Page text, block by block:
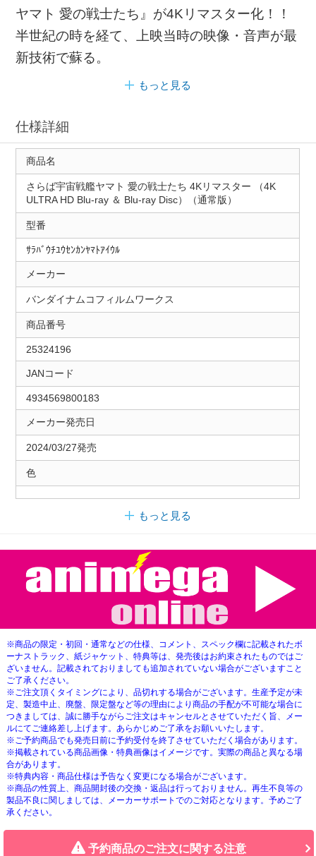
ヤマト 愛の戦士たち』が4Kリマスター化！！
半世紀の時を経て、上映当時の映像・音声が最
新技術で蘇る。
もっと見る
仕様詳細
商品名
さらば宇宙戦艦ヤマト 愛の戦士たち 4Kリマスター （4K
ULTRA HD Blu-ray ＆ Blu-ray Disc）（通常版）
型番
ｻﾗﾊﾞｳﾁﾕｳｾﾝｶﾝﾔﾏﾄｱｲｳﾙ
メーカー
バンダイナムコフィルムワークス
商品番号
25324196
JANコード
4934569800183
メーカー発売日
2024/03/27発売
色
もっと見る
※商品の限定・初回・通常などの仕様、コメント、スペック欄に記載されたボ
ーナストラック、紙ジャケット、特典等は、発売後はお約束されたものではご
ざいません。記載されておりましても追加されていない場合がございますこと
ご了承ください。
※ご注文頂くタイミングにより、品切れする場合がございます。生産予定が未
定、製造中止、廃盤、限定盤など等の理由により商品の手配が不可能な場合に
つきましては、誠に勝手ながらご注文はキャンセルとさせていただく旨、メー
ルにてご連絡差し上げます。あらかじめご了承をお願いいたします。
※ご予約商品でも発売日前に予約受付を終了させていただく場合があります。
※掲載されている商品画像・特典画像はイメージです。実際の商品と異なる場
合があります。
※特典内容・商品仕様は予告なく変更になる場合がございます。
※商品の性質上、商品開封後の交換・返品は行っておりません。再生不良等の
製品不良に関しましては、メーカーサポートでのご対応となります。予めご了
承ください。
予約商品のご注文に関する注意